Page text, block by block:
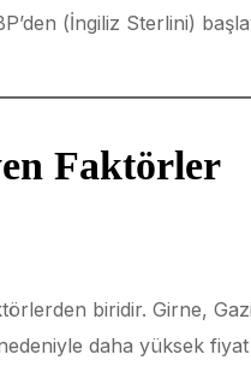
(İngiliz Sterlini)
Faktörler
biridir. Girne,
daha yüksek fiyat